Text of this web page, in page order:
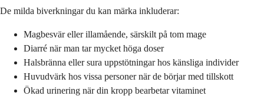
De milda biverkningar du kan märka inkluderar:
Magbesvär eller illamående, särskilt på tom mage
Diarré när man tar mycket höga doser
Halsbränna eller sura uppstötningar hos känsliga individer
Huvudvärk hos vissa personer när de börjar med tillskott
Ökad urinering när din kropp bearbetar vitaminet